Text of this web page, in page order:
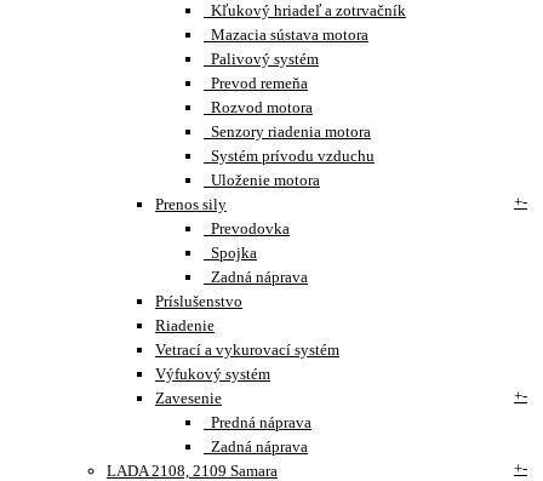
Kľukový hriadeľ a zotrvačník
Mazacia sústava motora
Palivový systém
Prevod remeňa
Rozvod motora
Senzory riadenia motora
Systém prívodu vzduchu
Uloženie motora
Prenos sily
+-
Prevodovka
Spojka
Zadná náprava
Príslušenstvo
Riadenie
Vetrací a vykurovací systém
Výfukový systém
Zavesenie
+-
Predná náprava
Zadná náprava
LADA 2108, 2109 Samara
+-